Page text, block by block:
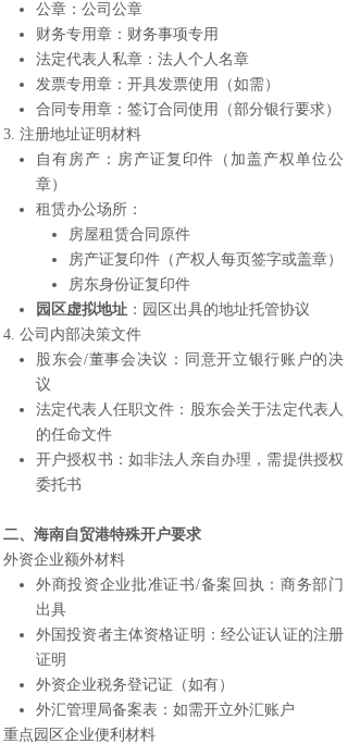
公章：公司公章
财务专用章：财务事项专用
法定代表人私章：法人个人名章
发票专用章：开具发票使用（如需）
合同专用章：签订合同使用（部分银行要求）
3. 注册地址证明材料
自有房产：房产证复印件（加盖产权单位公
章）
租赁办公场所：
房屋租赁合同原件
房产证复印件（产权人每页签字或盖章）
房东身份证复印件
园区虚拟地址 ：园区出具的地址托管协议
4. 公司内部决策文件
股东会/董事会决议：同意开立银行账户的决
议
法定代表人任职文件：股东会关于法定代表人
的任命文件
开户授权书：如非法人亲自办理，需提供授权
委托书
二、海南自贸港特殊开户要求
外资企业额外材料
外商投资企业批准证书/备案回执：商务部门
出具
外国投资者主体资格证明：经公证认证的注册
证明
外资企业税务登记证（如有）
外汇管理局备案表：如需开立外汇账户
重点园区企业便利材料